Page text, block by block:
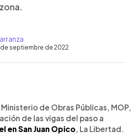
de septiembre de 2022
de Obras Públicas, MOP,
de las vigas del paso a
en San Juan Opico , La Libertad.